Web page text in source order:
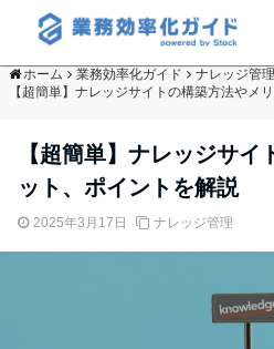
ホーム 業務効率化ガイド
ナレッジ管理
【超簡単】ナレッジサイトの構築方法やメ
【超簡単】ナレッジサイ
ット、ポイントを解説
2025年3月17日 ナレッジ管理